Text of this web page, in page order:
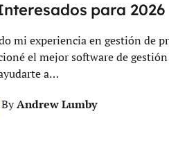
para 2026
mi experiencia en gestión de
el mejor software de
a…
ByAndrew Lumby